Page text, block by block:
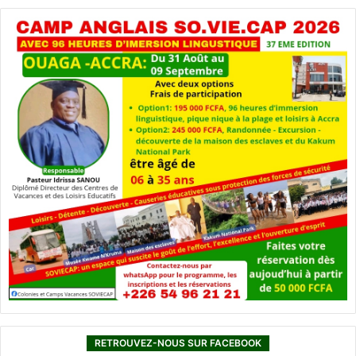
RETROUVEZ-NOUS SUR FACEBOOK